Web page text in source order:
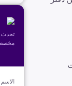
تحدث